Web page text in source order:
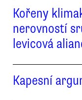
Kořeny
nerovností
levicová
Kapesní